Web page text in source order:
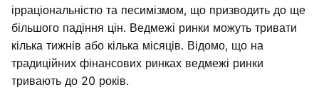
ірраціональністю та песимізмом, що призводить до ще
більшого падіння цін. Ведмежі ринки можуть тривати
кілька тижнів або кілька місяців. Відомо, що на
традиційних фінансових ринках ведмежі ринки
тривають до 20 років.